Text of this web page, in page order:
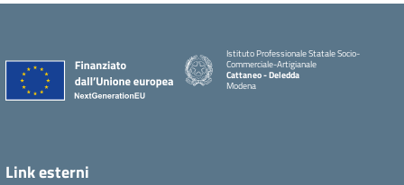
Istituto Professionale Statale Socio-
Commerciale-Artigianale
Cattaneo - Deledda
Modena
Link esterni